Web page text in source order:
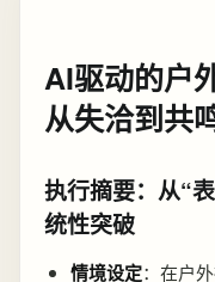
AI驱动的户
从失洽到共
执行摘要：从“
统性突破
情境设定：在户